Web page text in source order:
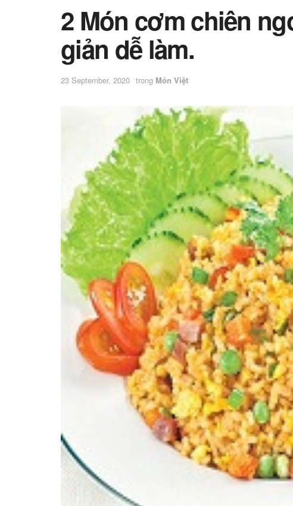
2 Món cơm chiên
giản dễ làm.
23 September, 2020 trong Món Việt